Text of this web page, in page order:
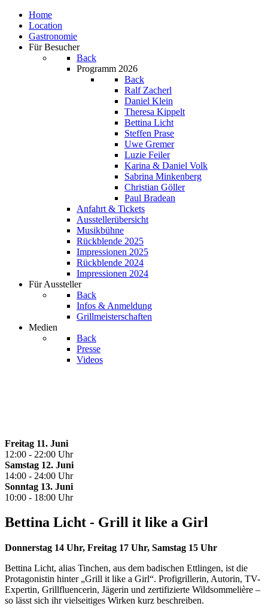
Home
Location
Gastronomie
Für Besucher
Back
Programm 2026
Back
Ralf Zacherl
Daniel Klein
Theresa Kippelt
Bettina Licht
Steffen Prase
Uwe Gremer
Luzie Feiler
Karina & Daniel Volk
Sabrina Minkenberg
Christian Göller
Paul Bradean
Anfahrt & Tickets
Ausstellerübersicht
Musikbühne
Rückblende 2025
Impressionen 2025
Rückblende 2024
Impressionen 2024
Für Aussteller
Back
Infos & Anmeldung
Grillmeisterschaften
Medien
Back
Presse
Videos
Freitag 11. Juni
12:00 - 22:00 Uhr
Samstag 12. Juni
14:00 - 24:00 Uhr
Sonntag 13. Juni
10:00 - 18:00 Uhr
Bettina Licht - Grill it like a Girl
Donnerstag 14 Uhr, Freitag 17 Uhr, Samstag 15 Uhr
Bettina Licht, alias Tinchen, aus dem badischen Ettlingen, ist die
Protagonistin hinter „Grill it like a Girl“. Profigrillerin, Autorin, TV-
Expertin, Grillfluencerin, Jägerin und zertifizierte Wildsommelière –
so lässt sich ihr vielseitiges Wirken kurz beschreiben.